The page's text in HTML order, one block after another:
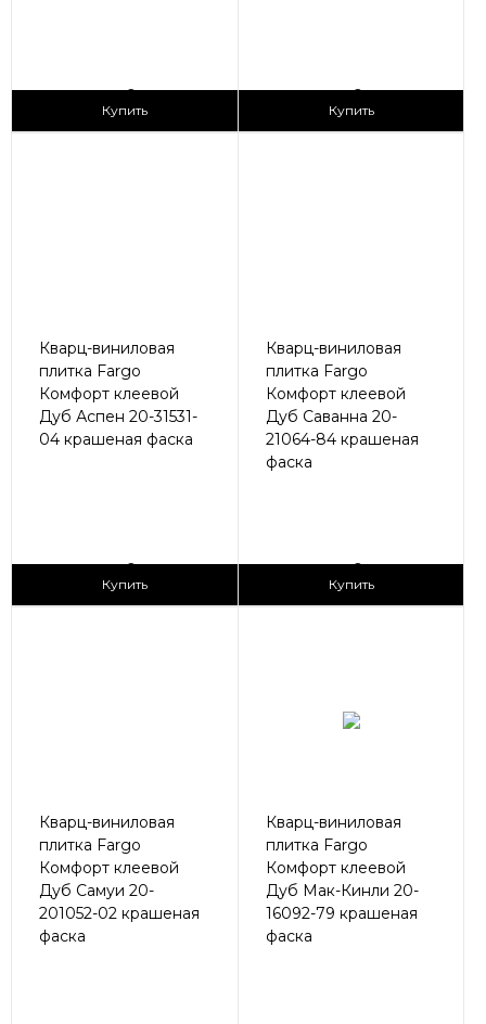
2
Купить
2
Купить
Кварц-виниловая
плитка Fargo
Комфорт клеевой
Дуб Аспен 20-31531-
04 крашеная фаска
2
Купить
Кварц-виниловая
плитка Fargo
Комфорт клеевой
Дуб Саванна 20-
21064-84 крашеная
фаска
2
Купить
Кварц-виниловая
плитка Fargo
Комфорт клеевой
Дуб Самуи 20-
201052-02 крашеная
фаска
Кварц-виниловая
плитка Fargo
Комфорт клеевой
Дуб Мак-Кинли 20-
16092-79 крашеная
фаска